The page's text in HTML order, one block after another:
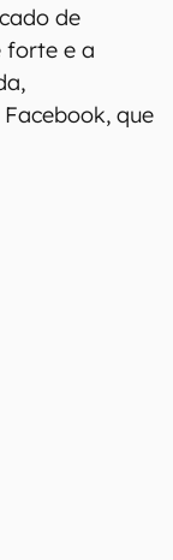
de
forte e a
que